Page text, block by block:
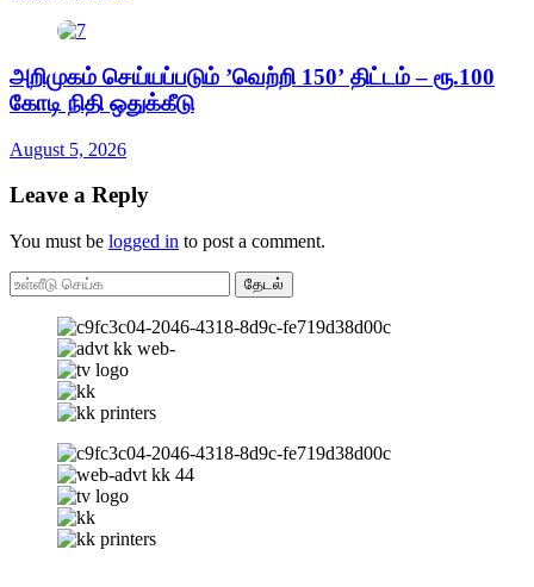
அறிமுகம் செய்யப்படும் ’வெற்றி 150’ திட்டம் – ரூ.100
கோடி நிதி ஒதுக்கீடு
August 5, 2026
Leave a Reply
You must be logged in to post a comment.
தேடல்